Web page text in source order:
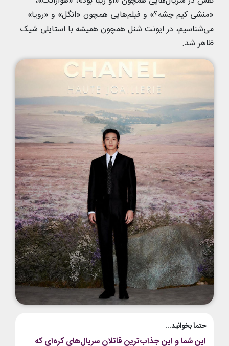
«منشی کیم چشه؟» و فیلم‌هایی همچون «انگل» و «رویا»
می‌شناسیم، در ایونت شنل همچون همیشه با استایلی شیک
ظاهر شد.
حتما بخوانید...
این شما و این جذاب‌ترین قاتلان سریال‌های کره‌ای که